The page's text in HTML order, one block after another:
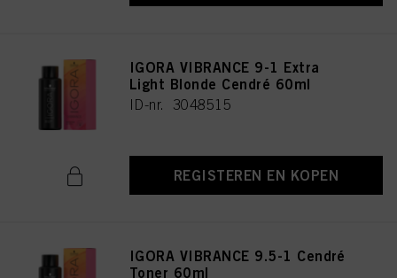
IGORA VIBRANCE 9-1 Extra
Light Blonde Cendré 60ml
ID-nr. 3048515
REGISTEREN EN KOPEN
IGORA VIBRANCE 9.5-1 Cendré
Toner 60ml